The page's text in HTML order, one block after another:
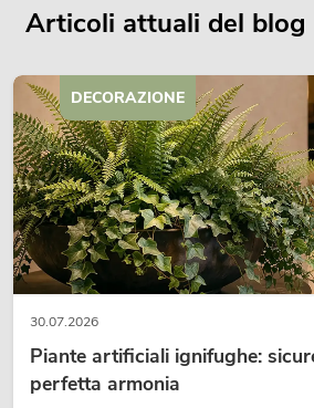
Articoli attuali del blog
30.07.2026
Piante artificiali ignifughe:
perfetta armonia
DECORAZIONE